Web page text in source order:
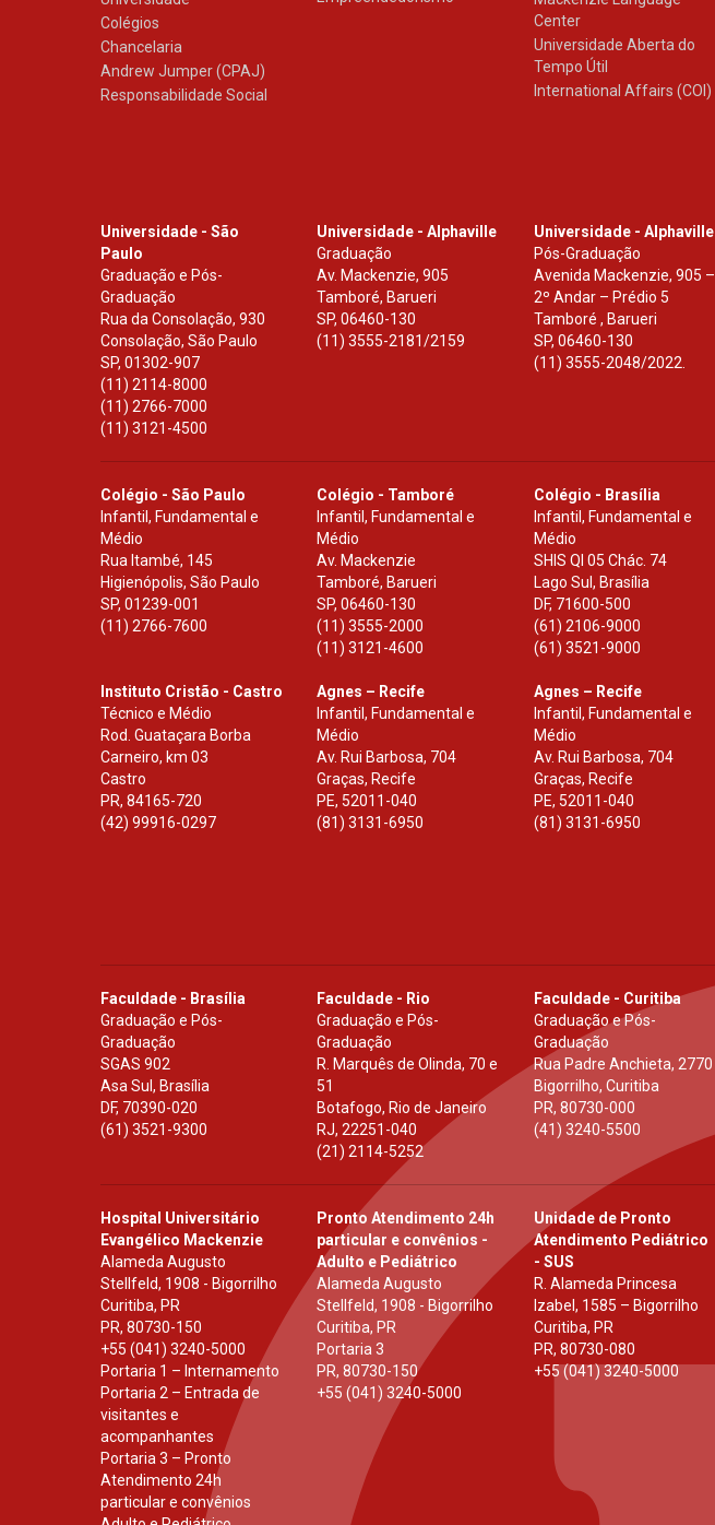
Colégios
Chancelaria
Andrew Jumper (CPAJ)
Responsabilidade Social
Center
Universidade Aberta do
Tempo Útil
International Affairs (COI)
Universidade - São
Paulo
Graduação e Pós-
Graduação
Rua da Consolação, 930
Consolação, São Paulo
SP, 01302-907
(11) 2114-8000
(11) 2766-7000
(11) 3121-4500
Universidade - Alphaville
Graduação
Av. Mackenzie, 905
Tamboré, Barueri
SP,06460-130
(11) 3555-2181/2159
Universidade - Alphaville
Pós-Graduação
Avenida Mackenzie, 905 –
2º Andar – Prédio 5
Tamboré , Barueri
SP, 06460-130
(11) 3555-2048/2022.
Colégio - São Paulo
Infantil, Fundamental e
Médio
Rua Itambé, 145
Higienópolis, São Paulo
SP, 01239-001
(11) 2766-7600
Colégio - Tamboré
Infantil, Fundamental e
Médio
Av. Mackenzie
Tamboré, Barueri
SP,06460-130
(11) 3555-2000
(11) 3121-4600
Colégio - Brasília
Infantil, Fundamental e
Médio
SHIS Ql 05 Chác. 74
Lago Sul, Brasília
DF, 71600-500
(61) 2106-9000
(61) 3521-9000
Instituto Cristão - Castro
Técnico e Médio
Rod. Guataçara Borba
Carneiro, km 03
Castro
PR, 84165-720
(42) 99916-0297
Agnes – Recife
Infantil, Fundamental e
Médio
Av. Rui Barbosa, 704
Graças, Recife
PE, 52011-040
(81) 3131-6950
Agnes – Recife
Infantil, Fundamental e
Médio
Av. Rui Barbosa, 704
Graças, Recife
PE, 52011-040
(81) 3131-6950
Faculdade - Brasília
Graduação e Pós-
Graduação
SGAS 902
Asa Sul, Brasília
DF, 70390-020
(61) 3521-9300
Faculdade - Rio
Graduação e Pós-
Graduação
R. Marquês de Olinda, 70 e
51
Botafogo, Rio de Janeiro
RJ,22251-040
(21) 2114-5252
Faculdade - Curitiba
Graduação e Pós-
Graduação
Rua Padre Anchieta, 2770
Bigorrilho, Curitiba
PR, 80730-000
(41) 3240-5500
Hospital Universitário
Evangélico Mackenzie
Alameda Augusto
Stellfeld, 1908 - Bigorrilho
Curitiba, PR
PR, 80730-150
+55 (041) 3240-5000
Portaria 1 – Internamento
Portaria 2 – Entrada de
visitantes e
acompanhantes
Portaria 3 – Pronto
Atendimento 24h
particular e convênios
Pronto Atendimento 24h
particular e convênios -
Adulto e Pediátrico
Alameda Augusto
Stellfeld, 1908 - Bigorrilho
Curitiba, PR
Portaria 3
PR,80730-150
+55 (041) 3240-5000
Unidade de Pronto
Atendimento Pediátrico
- SUS
R. Alameda Princesa
Izabel, 1585 – Bigorrilho
Curitiba, PR
PR, 80730-080
+55 (041) 3240-5000